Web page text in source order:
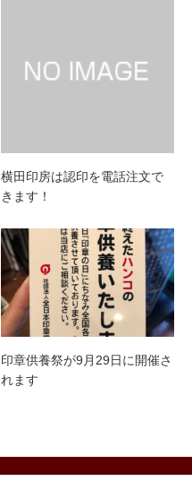
横田印房は認印を電話注文で
きます！
印章供養祭が9月29日に開催さ
れます